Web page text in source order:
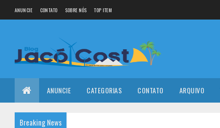
ANUNCIE CONTATO SOBRE NÓS TOP ITEM
ANUNCIE CATEGORIAS CONTATO ARQUIVO
Breaking News